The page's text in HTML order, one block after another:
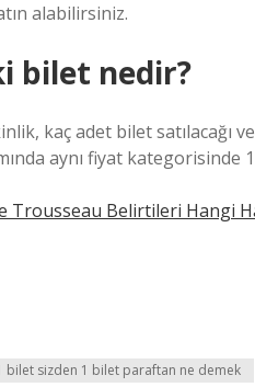
alabilirsiniz.
bilet nedir?
kaç adet bilet satılacağı
aynı fiyat kategorisinde
Trousseau Belirtileri Hangi
bilet sizden 1 bilet paraftan ne demek